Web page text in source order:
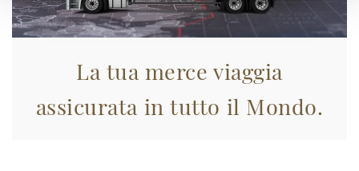
La tua merce viaggia
assicurata in tutto il Mondo.